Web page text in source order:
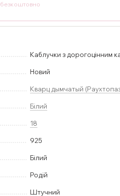
безкоштовно
Каблучки з дорогоцінним
Новий
Кварц дымчатый
Білий
18
925
Білий
Родій
Штучний